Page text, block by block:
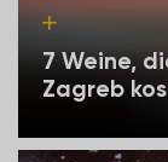
7 Weine,
Zagreb